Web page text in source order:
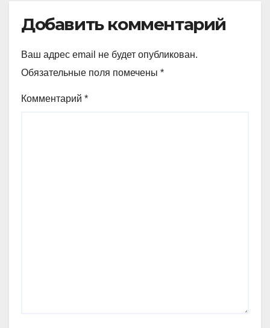
Добавить комментарий
Ваш адрес email не будет опубликован.
Обязательные поля помечены *
Комментарий *